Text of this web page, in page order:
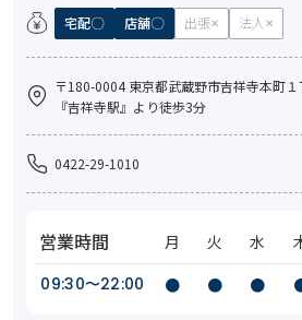
宅配 店舗 出張 法人
〒180-0004 東京都武蔵野市吉祥寺本町１
『吉祥寺駅』より徒歩3分
0422-29-1010
営業時間 月 火 水
09:30〜22:00
● ● ●